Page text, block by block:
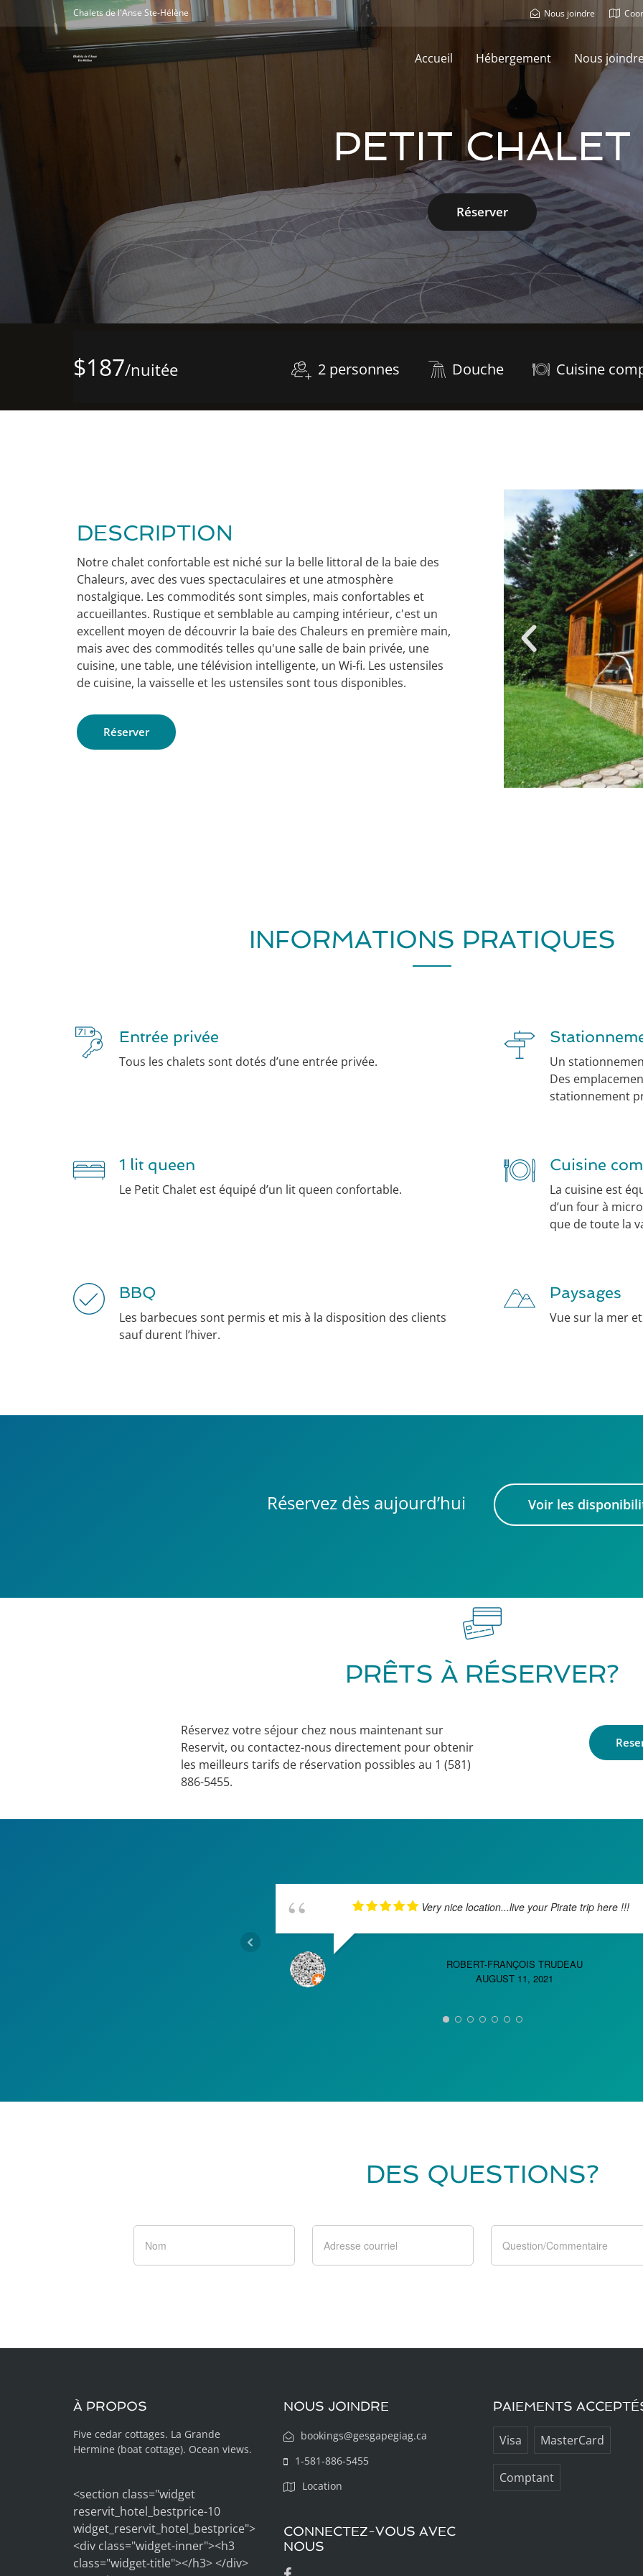
Chalets de l'Anse Ste-Hélène Nous joindre
Accueil Hébergement Nous
PETIT CHALET
Réserver
$187/nuitée 2 personnes Douche Cuisine
DESCRIPTION
Notre chalet confortable est niché sur la belle littoral de la baie des
Chaleurs, avec des vues spectaculaires et une atmosphère
nostalgique. Les commodités sont simples, mais confortables et
accueillantes. Rustique et semblable au camping intérieur, c'est un
excellent moyen de découvrir la baie des Chaleurs en première main,
mais avec des commodités telles qu'une salle de bain privée, une
cuisine, une table, une télévision intelligente, un Wi-fi. Les ustensiles
de cuisine, la vaisselle et les ustensiles sont tous disponibles.
Réserver
INFORMATIONS PRATIQUES
Entrée privée
Tous les chalets sont dotés d’une entrée privée.
Un
Des
stationnement
1 lit queen
Le Petit Chalet est équipé d’un lit queen confortable.
Cuisine
La cuisine est
d’un four à
que de toute la
BBQ
Les barbecues sont permis et mis à la disposition des clients
sauf durent l’hiver.
Paysages
Vue sur la mer
Réservez dès aujourd’hui Voir les
PRÊTS À RÉSERVER?
Réservez votre séjour chez nous maintenant sur
Reservit, ou contactez-nous directement pour obtenir
les meilleurs tarifs de réservation possibles au 1 (581)
886-5455.
Very nice location...live your Pirate trip here !!!
ROBERT-FRANÇOIS TRUDEAU
AUGUST 11, 2021
DES QUESTIONS?
À PROPOS
Five cedar cottages. La Grande
Hermine (boat cottage). Ocean views.
<section class="widget
reservit_hotel_bestprice-10
widget_reservit_hotel_bestprice">
<div class="widget-inner"><h3
class="widget-title"></h3> </div>
NOUS JOINDRE
bookings@gesgapegiag.ca
1-581-886-5455
Location
CONNECTEZ-VOUS AVEC
NOUS
PAIEMENTS
Visa MasterCard
Comptant